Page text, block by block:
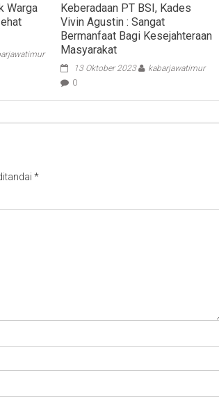
Warga
Keberadaan PT BSI, Kades
Vivin Agustin : Sangat
Bermanfaat Bagi Kesejahteraan
Masyarakat
13 Oktober 2023
kabarjawatimur
0
*